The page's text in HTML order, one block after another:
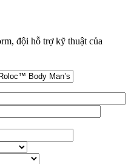
đội hỗ trợ kỹ thuật của